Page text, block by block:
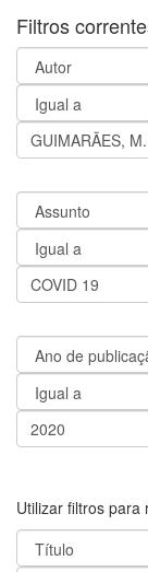
Filtros
Utilizar filtros para